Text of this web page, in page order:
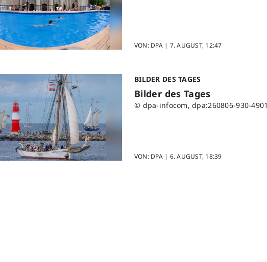
VON: DPA | 7. AUGUST, 12:47
BILDER DES TAGES
Bilder des Tages
© dpa-infocom, dpa:260806-930-
VON: DPA | 6. AUGUST, 18:39